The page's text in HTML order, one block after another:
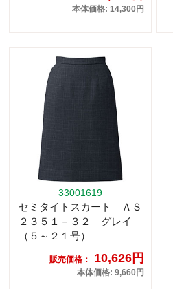
本体価格: 14,300円
33001619
セミタイトスカート ＡＳ
２３５１－３２ グレイ
（５～２１号）
販売価格： 10,626円
本体価格: 9,660円